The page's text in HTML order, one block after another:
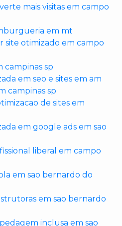
mais visitas em campo
em mt
site otimizado em campo
campinas sp
em seo e sites em am
campinas sp
de sites em
em google ads em sao
liberal em campo
em sao bernardo do
em sao bernardo
inclusa em sao